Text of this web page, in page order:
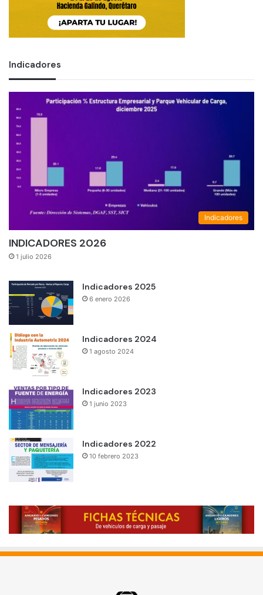
Indicadores
Indicadores
INDICADORES 2026
1 julio 2026
Indicadores 2025
6 enero 2026
Indicadores 2024
1 agosto 2024
Indicadores 2023
1 junio 2023
Indicadores 2022
10 febrero 2023